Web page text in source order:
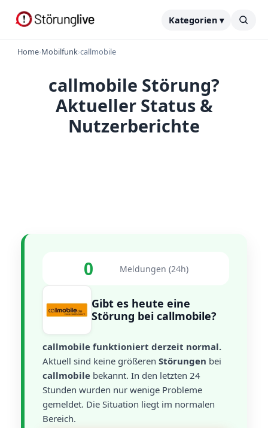
Kategorien ▾
Home›Mobilfunk›callmobile
callmobile Störung?
Aktueller Status &
Nutzerberichte
0 Meldungen (24h)
Gibt es heute eine
Störung bei callmobile?
callmobile funktioniert derzeit normal.
Aktuell sind keine größeren Störungen bei
callmobile bekannt. In den letzten 24
Stunden wurden nur wenige Probleme
gemeldet. Die Situation liegt im normalen
Bereich.